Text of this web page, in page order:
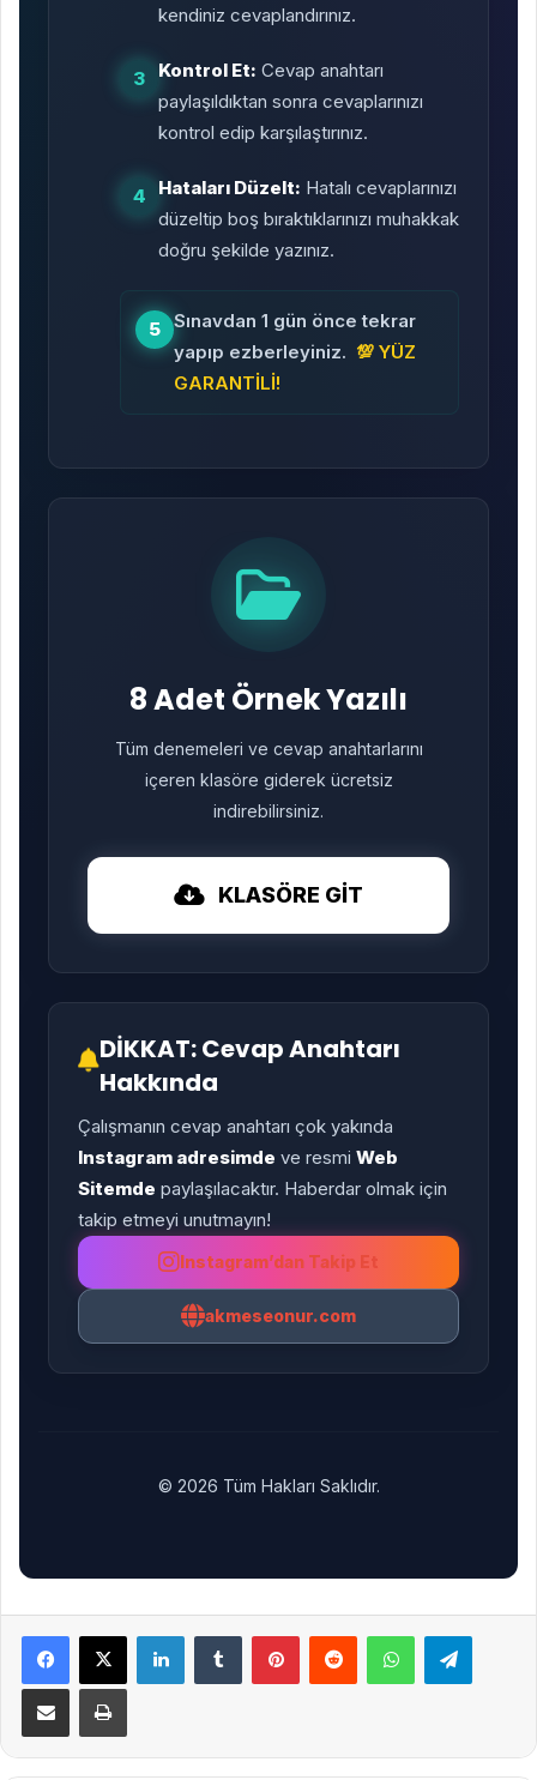
kendiniz cevaplandırınız.
3 Kontrol Et: Cevap anahtarı
paylaşıldıktan sonra cevaplarınızı
kontrol edip karşılaştırınız.
4 Hataları Düzelt: Hatalı cevaplarınızı
düzeltip boş bıraktıklarınızı muhakkak
doğru şekilde yazınız.
5 Sınavdan 1 gün önce tekrar
yapıp ezberleyiniz. 💯 YÜZ
GARANTİLİ!
8 Adet Örnek Yazılı
Tüm denemeleri ve cevap anahtarlarını
içeren klasöre giderek ücretsiz
indirebilirsiniz.
KLASÖRE GİT
DİKKAT: Cevap Anahtarı
Hakkında
Çalışmanın cevap anahtarı çok yakında
Instagram adresimde ve resmi Web
Sitemde paylaşılacaktır. Haberdar olmak için
takip etmeyi unutmayın!
Instagram’dan Takip Et
akmeseonur.com
© 2026 Tüm Hakları Saklıdır.
Facebook LinkedIn Tumblr PinterestReddit WhatsApp
E-Posta ile paylaş Yazdır